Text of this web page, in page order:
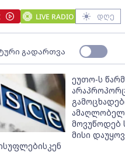
LIVE RADIO დღე
გადართვა
ეუთო-ს
მოვუწოდებ
მისი